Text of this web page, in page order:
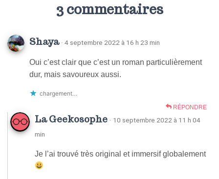
3 commentaires
Shaya · 4 septembre 2022 à 16 h 23 min
Oui c’est clair que c’est un roman particulièrement
dur, mais savoureux aussi.
chargement…
RÉPONDRE
La Geekosophe · 10 septembre 2022 à 11 h 04
min
Je l’ai trouvé très original et immersif globalement